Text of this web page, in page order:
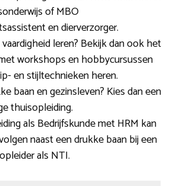
of MBO
en dierverzorger.
leren? Bekijk dan ook het
workshops en hobbycursussen
en stijltechnieken heren.
baan en gezinsleven? Kies dan een
thuisopleiding.
als Bedrijfskunde met HRM kan
naast een drukke baan bij een
als NTI.